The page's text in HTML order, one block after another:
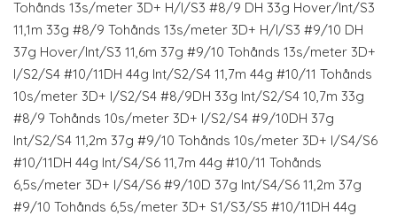
Tohånds 13s/meter 3D+ H/I/S3 #8/9 DH 33g Hover/Int/S3
11,1m 33g #8/9 Tohånds 13s/meter 3D+ H/I/S3 #9/10 DH
37g Hover/Int/S3 11,6m 37g #9/10 Tohånds 13s/meter 3D+
I/S2/S4 #10/11DH 44g Int/S2/S4 11,7m 44g #10/11 Tohånds
10s/meter 3D+ I/S2/S4 #8/9DH 33g Int/S2/S4 10,7m 33g
#8/9 Tohånds 10s/meter 3D+ I/S2/S4 #9/10DH 37g
Int/S2/S4 11,2m 37g #9/10 Tohånds 10s/meter 3D+ I/S4/S6
#10/11DH 44g Int/S4/S6 11,7m 44g #10/11 Tohånds
6,5s/meter 3D+ I/S4/S6 #9/10D 37g Int/S4/S6 11,2m 37g
#9/10 Tohånds 6,5s/meter 3D+ S1/S3/S5 #10/11DH 44g